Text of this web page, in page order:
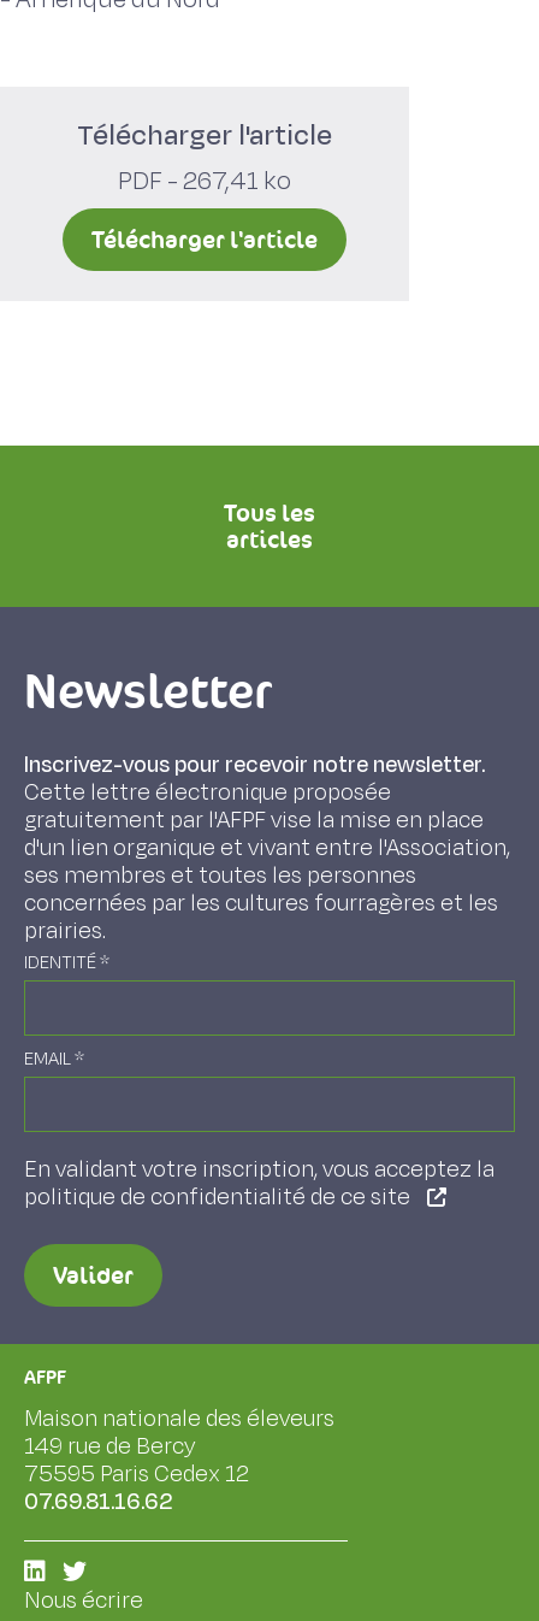
Télécharger l'article
PDF - 267,41 ko
Télécharger l'article
Tous les
articles
Newsletter
Inscrivez-vous pour recevoir notre newsletter.
Cette lettre électronique proposée
gratuitement par l'AFPF vise la mise en place
d'un lien organique et vivant entre l'Association,
ses membres et toutes les personnes
concernées par les cultures fourragères et les
prairies.
IDENTITÉ*
EMAIL*
En validant votre inscription, vous acceptez la
politique de confidentialité de ce site
Valider
AFPF
Maison nationale des éleveurs
149 rue de Bercy
75595 Paris Cedex 12
07.69.81.16.62
Nous écrire